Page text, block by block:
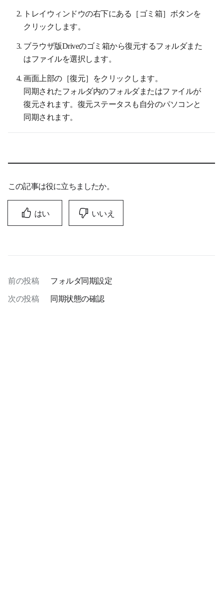
トレイウィンドウの右下にある［ゴミ箱］ボタンを
クリックします。
ブラウザ版Driveのゴミ箱から復元するフォルダまた
はファイルを選択します。
画面上部の［復元］をクリックします。
同期されたフォルダ内のフォルダまたはファイルが
復元されます。復元ステータスも自分のパソコンと
同期されます。
この記事は役に立ちましたか。
はい いいえ
前の投稿
フォルダ同期設定
次の投稿
同期状態の確認